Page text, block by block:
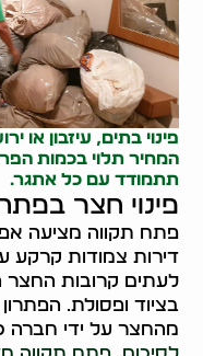
פינוי בתים, עיזבון או
המחיר תלוי בכמות
תתמודד עם כל אתגר.
פינוי חצר
פתח תקווה מציעה
דירות צמודות קרקע
לעתים קרובות החצר
בציוד ופסולת.
מהחצר על ידי חברה